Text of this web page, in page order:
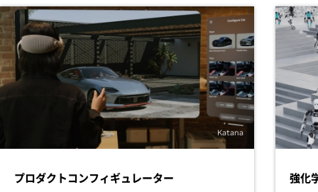
Katana
プロダクトコンフィギュレーター 強化